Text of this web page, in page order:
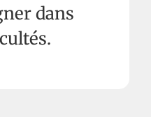
dans